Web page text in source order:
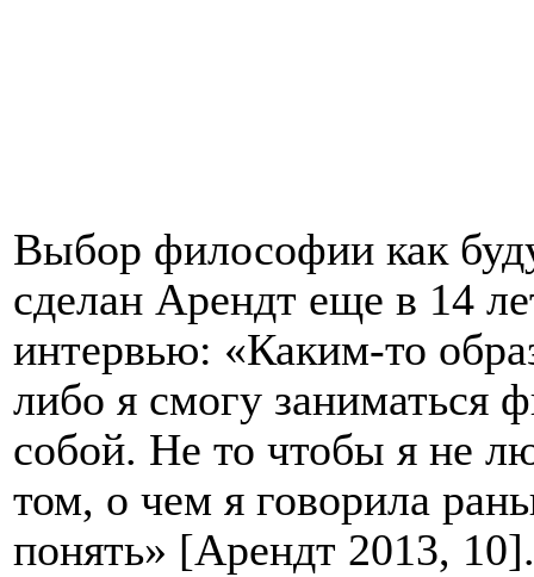
Выбор философии как
сделан Арендт еще в 14
интервью: «Каким-то
либо я смогу заниматься
собой. Не то чтобы я не
том, о чем я говорила
понять» [Арендт 2013, 10].